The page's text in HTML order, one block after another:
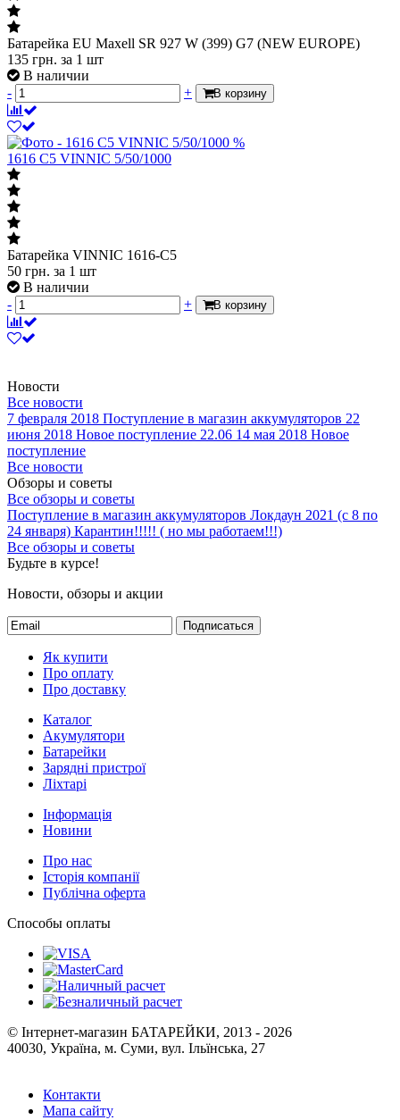
Батарейка EU Maxell SR 927 W (399) G7 (NEW EUROPE)
135 грн. за 1 шт
В наличии
-
+ В корзину
%
1616 C5 VINNIC 5/50/1000
Батарейка VINNIC 1616-C5
50 грн. за 1 шт
В наличии
-
+ В корзину
Новости
Все новости
7 февраля 2018 Поступление в магазин аккумуляторов 22
июня 2018 Новое поступление 22.06 14 мая 2018 Новое
поступление
Все новости
Обзоры и советы
Все обзоры и советы
Поступление в магазин аккумуляторов Локдаун 2021 (с 8 по
24 января) Карантин!!!!! ( но мы работаем!!!)
Все обзоры и советы
Будьте в курсе!
Новости, обзоры и акции
Подписаться
Як купити
Про оплату
Про доставку
Каталог
Акумулятори
Батарейки
Зарядні пристрої
Ліхтарі
Інформація
Новини
Про нас
Історія компанії
Публічна оферта
Способы оплаты
© Інтернет-магазин БАТАРЕЙКИ, 2013 - 2026
40030, Україна, м. Суми, вул. Ільїнська, 27
Контакти
Мапа сайту